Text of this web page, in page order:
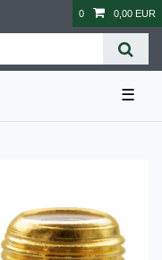
0 0,00 EUR
☰